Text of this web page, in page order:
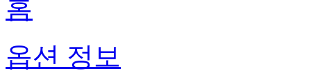
홈
옵션 정보